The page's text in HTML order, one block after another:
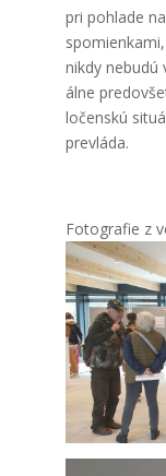
pri pohla­de
nikdy
ál­ne
lo­čen­skú
pre­vlá­da.
Foto­gra­fie z